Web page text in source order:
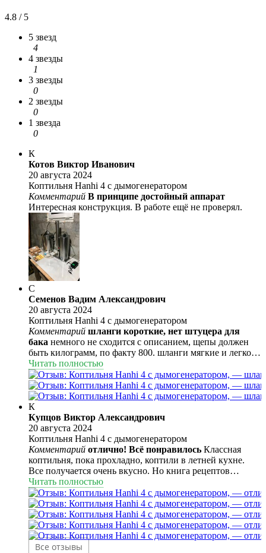
4.8 / 5
5 звезд
4
4 звезды
1
3 звезды
0
2 звезды
0
1 звезда
0
К
Котов Виктор Иванович
20 августа 2024
Коптильня Hanhi 4 с дымогенератором
Комментарий В принципе достойный аппарат
Интересная конструкция. В работе ещё не проверял.
С
Семенов Вадим Александрович
20 августа 2024
Коптильня Hanhi 4 с дымогенератором
Комментарий шланги короткие, нет штуцера для
бака немного не сходится с описанием, щепы должен
быть килограмм, по факту 800. шланги мягкие и легко
перегибаются. как будет в работе, поглядим. в книгах с
рецептами в основном рассказы из историй. рецептов не
нашел.
Читать полностью
К
Купцов Виктор Александрович
20 августа 2024
Коптильня Hanhi 4 с дымогенератором
Комментарий отлично! Всё понравилось Классная
коптильня, пока прохладно, коптили в летней кухне.
Все получается очень вкусно. Но книга рецептов
конечно плохая. По ней не надо готовить, коптили сало
по ней, как написано 2 часа и температура 110, сало
получилось перекопченное мясо даже пересушилось.
Рецепты надо в инете смотреть, курицу уже коптили по
рецепту из инета. Вкуснотища получилась и мяско
обалденное. Покупные копчености и рядом не стояли!
Читать полностью
Все отзывы